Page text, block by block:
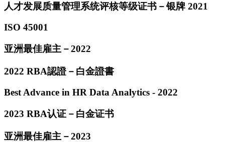
人才发展质量管理系统评核等级证书－银牌 2021
ISO 45001
亚洲最佳雇主－2022
2022 RBA認證－白金證書
Best Advance in HR Data Analytics - 2022
2023 RBA认证－白金证书
亚洲最佳雇主－2023